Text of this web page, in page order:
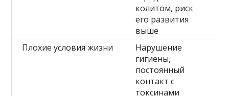
колитом, риск
его развития
выше
Плохие условия жизни
Нарушение
гигиены,
постоянный
контакт с
токсинами